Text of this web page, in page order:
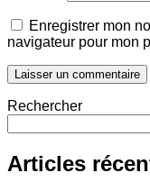
Enregistrer mon
navigateur pour mon
Rechercher
Articles